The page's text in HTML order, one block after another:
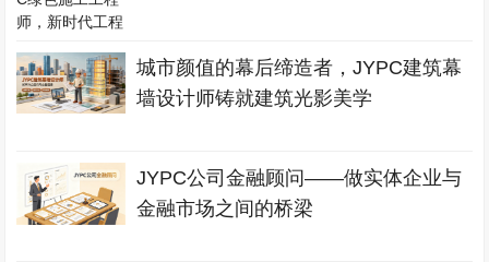
城市颜值的幕后缔造者，JYPC建筑幕
墙设计师铸就建筑光影美学
JYPC公司金融顾问——做实体企业与
金融市场之间的桥梁